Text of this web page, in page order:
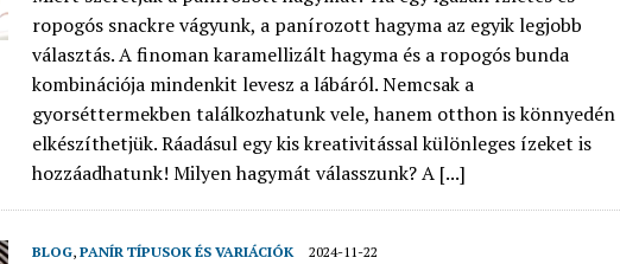
ropogós snackre vágyunk, a panírozott hagyma az egyik legjobb
választás. A finoman karamellizált hagyma és a ropogós bunda
kombinációja mindenkit levesz a lábáról. Nemcsak a
gyorséttermekben találkozhatunk vele, hanem otthon is könnyedén
elkészíthetjük. Ráadásul egy kis kreativitással különleges ízeket is
hozzáadhatunk! Milyen hagymát válasszunk? A [...]
BLOG, PANÍR TÍPUSOK ÉS VARIÁCIÓK 2024-11-22